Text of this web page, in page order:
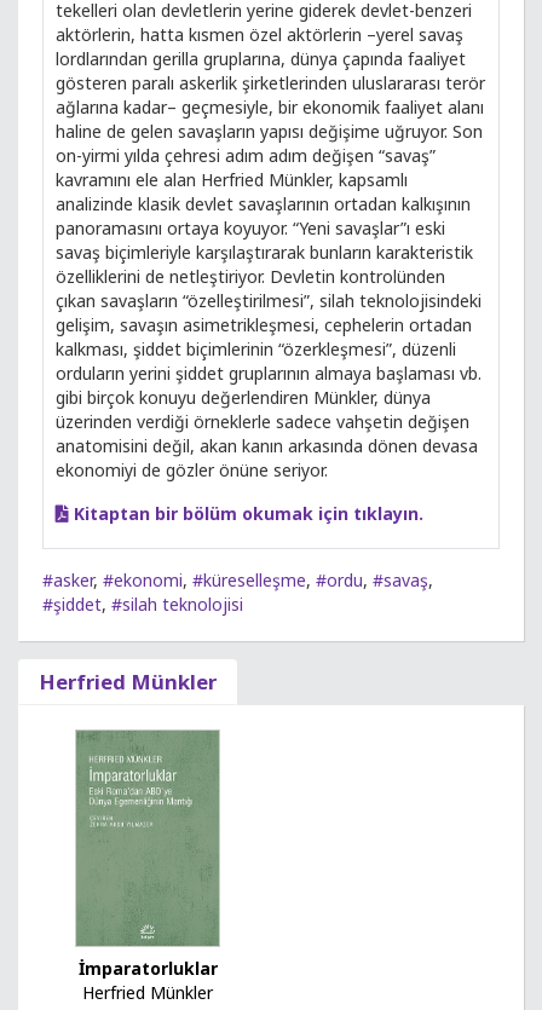
tekelleri olan devletlerin yerine giderek devlet-benzeri
aktörlerin, hatta kısmen özel aktörlerin –yerel savaş
lordlarından gerilla gruplarına, dünya çapında faaliyet
gösteren paralı askerlik şirketlerinden uluslararası terör
ağlarına kadar– geçmesiyle, bir ekonomik faaliyet alanı
haline de gelen savaşların yapısı değişime uğruyor. Son
on-yirmi yılda çehresi adım adım değişen “savaş”
kavramını ele alan Herfried Münkler, kapsamlı
analizinde klasik devlet savaşlarının ortadan kalkışının
panoramasını ortaya koyuyor. “Yeni savaşlar”ı eski
savaş biçimleriyle karşılaştırarak bunların karakteristik
özelliklerini de netleştiriyor. Devletin kontrolünden
çıkan savaşların “özelleştirilmesi”, silah teknolojisindeki
gelişim, savaşın asimetrikleşmesi, cephelerin ortadan
kalkması, şiddet biçimlerinin “özerkleşmesi”, düzenli
orduların yerini şiddet gruplarının almaya başlaması vb.
gibi birçok konuyu değerlendiren Münkler, dünya
üzerinden verdiği örneklerle sadece vahşetin değişen
anatomisini değil, akan kanın arkasında dönen devasa
ekonomiyi de gözler önüne seriyor.
Kitaptan bir bölüm okumak için tıklayın.
#asker, #ekonomi, #küreselleşme, #ordu, #savaş,
#şiddet, #silah teknolojisi
Herfried Münkler
İmparatorluklar
Herfried Münkler